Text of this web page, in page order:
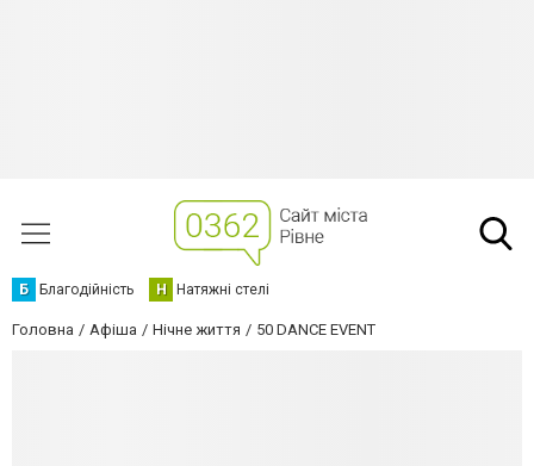
Б Благодійність Н Натяжні стелі
Головна Афіша Нічне життя 50 DANCE EVENT